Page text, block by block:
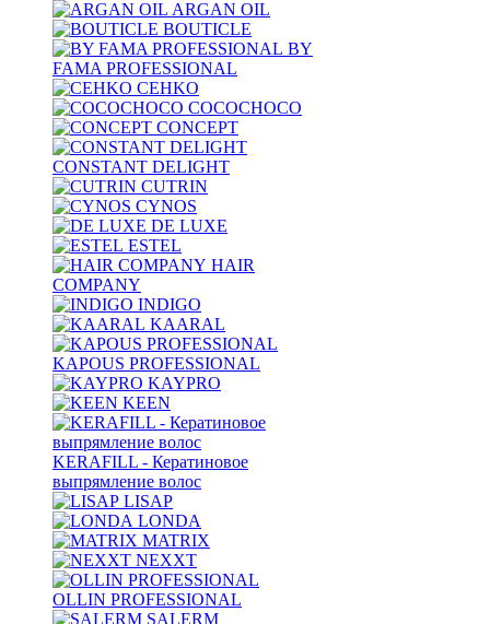
ARGAN OIL
BOUTICLE
BY
FAMA PROFESSIONAL
CEHKO
COCOCHOCO
CONCEPT
CONSTANT DELIGHT
CUTRIN
CYNOS
DE LUXE
ESTEL
HAIR
COMPANY
INDIGO
KAARAL
KAPOUS PROFESSIONAL
KAYPRO
KEEN
KERAFILL - Кератиновое
выпрямление волос
LISAP
LONDA
MATRIX
NEXXT
OLLIN PROFESSIONAL
SALERM